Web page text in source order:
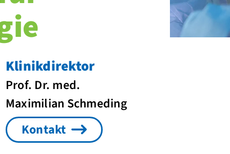
Klinikdirektor
Prof. Dr. med.
Maximilian Schmeding
Kontakt